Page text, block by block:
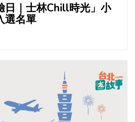
日｜士林Chill時光」小
選名單